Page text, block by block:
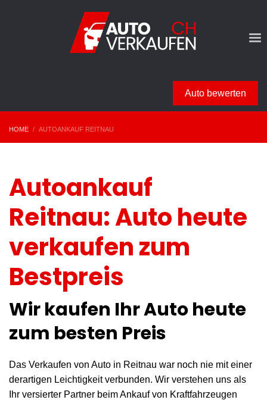
Auto bewerten
HOME AUTOANKAUF REITNAU
Autoankauf
Reitnau: Auto heute
verkaufen zum
Bestpreis
Wir kaufen Ihr Auto heute
zum besten Preis
Das Verkaufen von Auto in Reitnau war noch nie mit einer
derartigen Leichtigkeit verbunden. Wir verstehen uns als
Ihr versierter Partner beim Ankauf von Kraftfahrzeugen